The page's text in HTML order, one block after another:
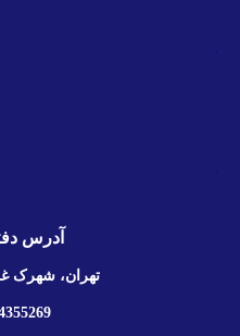
آدرس
تهران، شهرک
21 98+